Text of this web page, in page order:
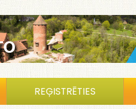
REĢISTRĒTIES